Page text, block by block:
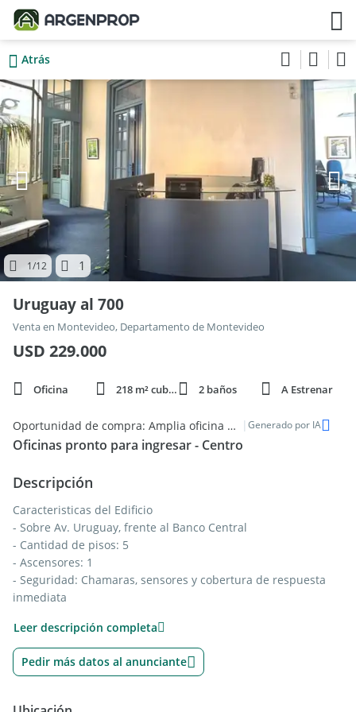
Atrás
1/12 1
Uruguay al 700
Venta en Montevideo, Departamento de Montevideo
USD 229.000
Oficina 218 m² cubie. 2 baños A Estrenar
Oportunidad de compra: Amplia oficina nueva en el corazón del Centro de Montevideo | Generado por IA
Oficinas pronto para ingresar - Centro
Descripción
Caracteristicas del Edificio
- Sobre Av. Uruguay, frente al Banco Central
- Cantidad de pisos: 5
- Ascensores: 1
- Seguridad: Chamaras, sensores y cobertura de respuesta
inmediata
- Cercanía a Plaza Independencia zona céntrica, con gran
actividad comercial, bancaria y financiera.
- 1er piso al frente, luz natural y vista despejada
Leer descripción completa
Pedir más datos al anunciante